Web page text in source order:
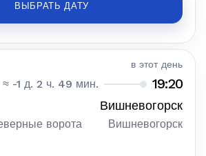
ВЫБРАТЬ ДАТУ
в этот день
≈ -1 д. 2 ч. 49 мин. 19:20
Вишневогорск
ворота Вишневогорск